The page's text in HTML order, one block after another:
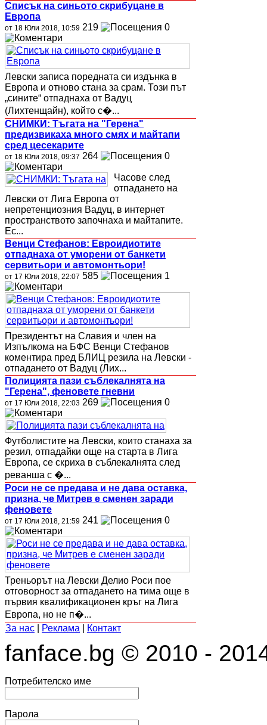
Списък на синьото скрибуцане в
Европа
от 18 Юли 2018, 10:59 219 0
Левски записа поредната си издънка в
Европа и отново стана за срам. Този път
„сините“ отпаднаха от Вадуц
(Лихтенщайн), който с�...
СНИМКИ: Тъгата на "Герена"
предизвикаха много смях и майтапи
сред цесекарите
от 18 Юли 2018, 09:37 264 0
Часове след
отпадането на
Левски от Лига Европа от
непретенциозния Вадуц, в интернет
пространството започнаха и майтапите.
Ес...
Венци Стефанов: Евроидиотите
отпаднаха от уморени от банкети
сервитьори и автомонтьори!
от 17 Юли 2018, 22:07 585 1
Президентът на Славия и член на
Изпълкома на БФС Венци Стефанов
коментира пред БЛИЦ резила на Левски -
отпадането от Вадуц (Лих...
Полицията пази съблекалнята на
"Герена", феновете гневни
от 17 Юли 2018, 22:03 269 0
Футболистите на Левски, които станаха за
резил, отпадайки още на старта в Лига
Европа, се скриха в съблекалнята след
реванша с �...
Роси не се предава и не дава оставка,
призна, че Митрев е сменен заради
феновете
от 17 Юли 2018, 21:59 241 0
Треньорът на Левски Делио Роси пое
отговорност за отпадането на тима още в
първия квалификационен кръг на Лига
Европа, но не п�...
За нас
Реклама Контакт
fanface.bg © 2010 -
Потребителско име
Парола